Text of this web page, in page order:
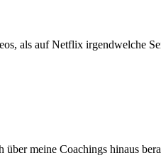
als auf Netflix irgendwelche
meine Coachings hinaus